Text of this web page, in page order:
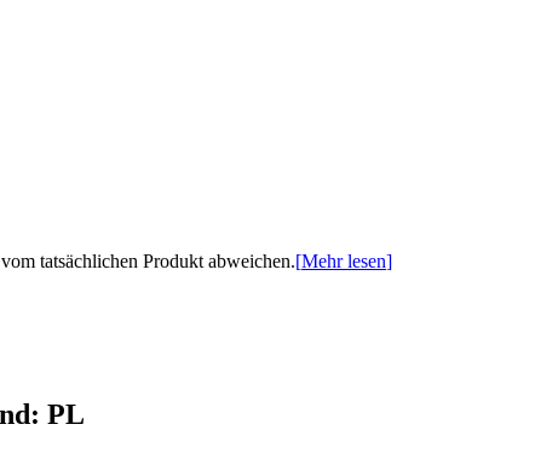
tatsächlichen Produkt abweichen.[Mehr lesen]
: PL